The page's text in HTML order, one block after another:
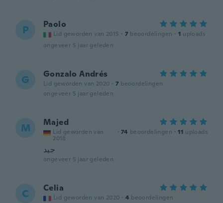
P Paolo
Lid geworden van 2015 · 7 beoordelingen · 1 uploads
ongeveer 5 jaar geleden
G Gonzalo Andrés
Lid geworden van 2020 · 7 beoordelingen
ongeveer 5 jaar geleden
M Majed
Lid geworden van
2018
· 74 beoordelingen · 11 uploads
جيد
ongeveer 5 jaar geleden
C Celia
Lid geworden van 2020 · 4 beoordelingen